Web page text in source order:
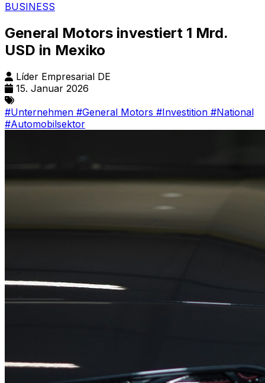
BUSINESS
General Motors investiert 1 Mrd.
USD in Mexiko
Líder Empresarial DE
15. Januar 2026
#Unternehmen #General Motors #Investition #National
#Automobilsektor